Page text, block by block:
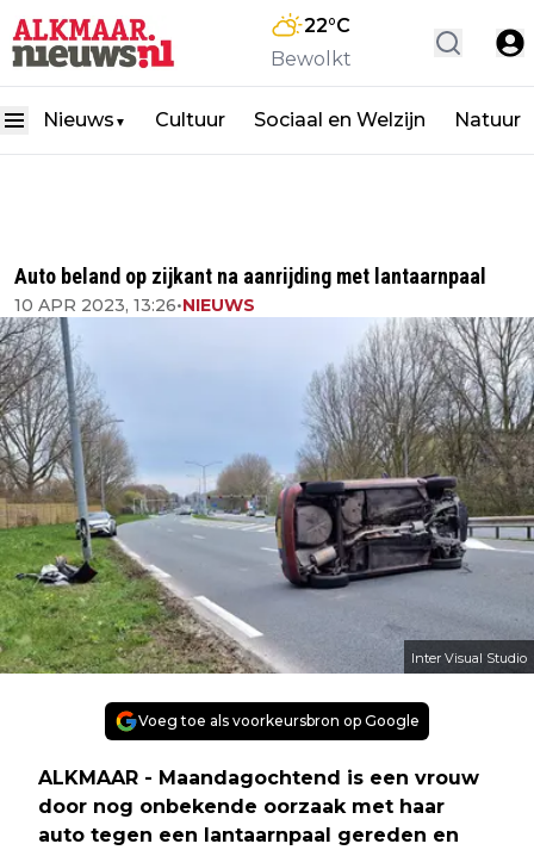
22°C
Bewolkt
Nieuws ▼ Cultuur Sociaal en Welzijn Natuur
Auto beland op zijkant na aanrijding met lantaarnpaal
10 APR 2023, 13:26•NIEUWS
Inter Visual Studio
Voeg toe als voorkeursbron op Google
ALKMAAR - Maandagochtend is een vrouw
door nog onbekende oorzaak met haar
auto tegen een lantaarnpaal gereden en